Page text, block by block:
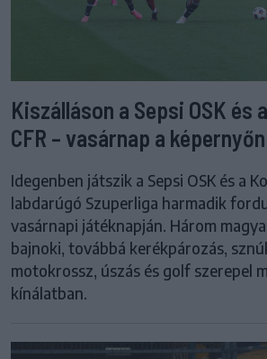
Kiszálláson a Sepsi OSK és
CFR – vasárnap a képernyőn
Idegenben játszik a Sepsi OSK és a
labdarúgó Szuperliga harmadik
vasárnapi játéknapján. Három
bajnoki, továbbá kerékpározás,
motokrossz, úszás és golf szerepel
kínálatban.